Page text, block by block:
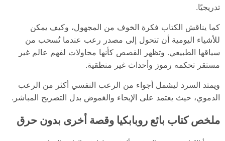
تدريجيًا.
كما يناقش الكتاب فكرة الخوف من المجهول، وكيف يمكن
للأشياء اليومية أن تتحول إلى مصدر رعب عندما تُسحب من
سياقها الطبيعي. وتظهر القصص كأنها محاولات لفهم عالم غير
مستقر تحكمه رموز وأحداث غير منطقية.
ويمتد السرد ليشمل أجواء من الرعب النفسي أكثر من الرعب
الدموي، حيث يعتمد على الإيحاء والغموض بدل التصريح المباشر.
ملخص كتاب بائع روبابكيا وقصة أخرى بدون حرق